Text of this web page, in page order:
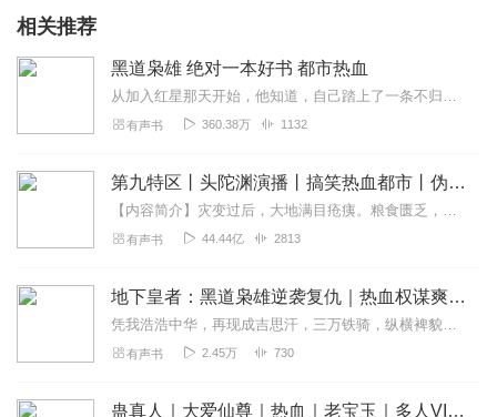
回复
古月文常
豪庭，爱听！！！！！
听友504868164
好听主播太棒💪🏼
听友323842594
太好听了就是更新太慢了
相关推荐
黑道枭雄 绝对一本好书 都市热血
从加入红星那天开始，他知道，自己踏上了一条不归路。有勾心斗角，有兄弟情谊，有儿女情长，有义气，有背叛。从第50集开始，进入黑社会环节。情节火爆，扣人心弦。这确是...
有声书 360.38万 1132
第九特区丨头陀渊演播丨搞笑热血都市丨伪戒丨VIP免费多人有声剧
【内容简介】灾变过后，大地满目疮痍。粮食匮乏，资源紧俏，局势混乱……一位从待规划区杀出来的青年，背对着漫天黄沙，孤身来到九区谋生，却不曾想偶然结识三五好友，一念...
有声书 44.44亿 2813
地下皇者：黑道枭雄逆袭复仇｜热血权谋爽文｜多人精品
凭我浩浩中华，再现成吉思汗，三万铁骑，纵横裨貌，踏尽九州，斩尽名人，看如今，再现黑道之神，天下跪服，一统黑道，地下之皇，问天下谁人可挡!叹,叹，叹...老子留发...
有声书 2.45万 730
蛊真人｜大爱仙尊｜热血｜老宝玉｜多人VIP免费有声剧